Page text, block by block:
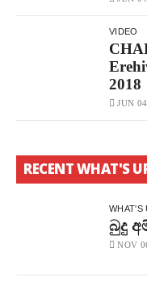
VIDEO
2018
JUN
RECENT WHAT'S
WHAT'S
බුදු
NOV